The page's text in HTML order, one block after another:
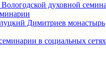
духовной
Димитриев монастырь
в социальных сетях